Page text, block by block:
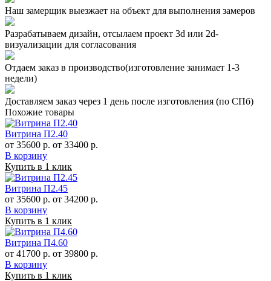
Наш замерщик выезжает на объект для выполнения замеров
Разрабатываем дизайн, отсылаем проект 3d или 2d-
визуализации для согласования
Отдаем заказ в производство(изготовление занимает 1-3
недели)
Доставляем заказ через 1 день после изготовления (по СПб)
Похожие товары
Витрина П2.40
от 35600 р. от 33400 р.
В корзину
Купить в 1 клик
Витрина П2.45
от 35600 р. от 34200 р.
В корзину
Купить в 1 клик
Витрина П4.60
от 41700 р. от 39800 р.
В корзину
Купить в 1 клик